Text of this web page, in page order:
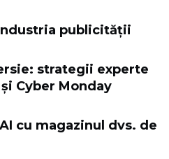
publicității
strategii experte
Cyber ​​Monday
cu magazinul dvs. de